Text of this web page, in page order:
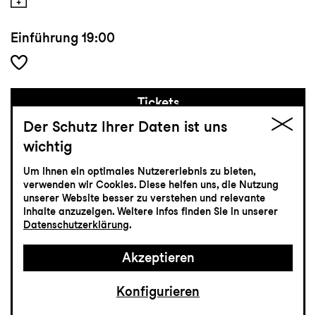
Einführung 19:00
Tickets
CHF 80-145
Musiktheater
13.6 Sonntag
Zum letzten Mal
Hoffmanns Erzählungen
Der Schutz Ihrer Daten ist uns
wichtig
Um Ihnen ein optimales Nutzererlebnis zu bieten,
verwenden wir Cookies. Diese helfen uns, die Nutzung
unserer Website besser zu verstehen und relevante
Inhalte anzuzeigen. Weitere Infos finden Sie in unserer
Datenschutzerklärung.
Akzeptieren
Konfigurieren